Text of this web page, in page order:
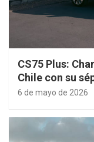
CS75 Plus:
Chile con su
6 de mayo de 2026